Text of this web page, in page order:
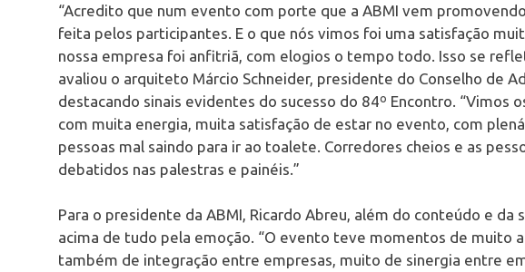
“Acredito que num evento com porte que a ABMI vem
feita pelos participantes. E o que nós vimos foi uma satisfação
nossa empresa foi anfitriã, com elogios o tempo todo. Isso se
avaliou o arquiteto Márcio Schneider, presidente do Conselho de
destacando sinais evidentes do sucesso do 84º Encontro. “Vimos
com muita energia, muita satisfação de estar no evento, com
pessoas mal saindo para ir ao toalete. Corredores cheios e as
debatidos nas palestras e painéis.”
Para o presidente da ABMI, Ricardo Abreu, além do conteúdo e da
acima de tudo pela emoção. “O evento teve momentos de muito
também de integração entre empresas, muito de sinergia entre